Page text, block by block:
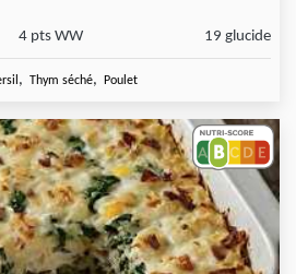
4 pts WW 19 glucide
, Thym séché, Poulet